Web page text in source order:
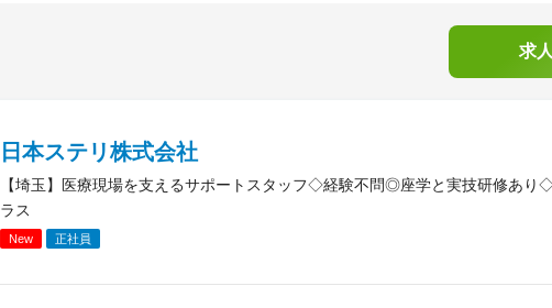
求
日本ステリ株式会社
【埼玉】医療現場を支えるサポートスタッフ◇経験不問◎座学と実技研修あ
ラス
New 正社員